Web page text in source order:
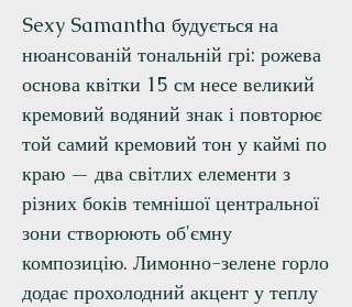
Sexy Samantha будується на
нюансованій тональній грі: рожева
основа квітки 15 см несе великий
кремовий водяний знак і повторює
той самий кремовий тон у каймі по
краю — два світлих елементи з
різних боків темнішої центральної
зони створюють об'ємну
композицію. Лимонно-зелене горло
додає прохолодний акцент у теплу